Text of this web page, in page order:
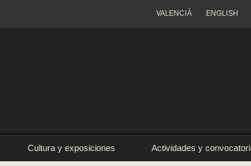
VALENCIÀ ENGLISH
Cultura y exposiciones Actividades y